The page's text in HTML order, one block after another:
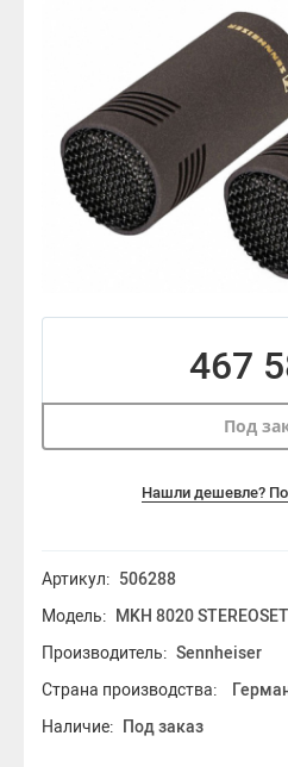
Артикул: 506288
Модель: MKH 8020 STEREOSET
Производитель: Sennheiser
Страна производства:
Наличие: Под заказ
467
Под
Нашли дешевле?